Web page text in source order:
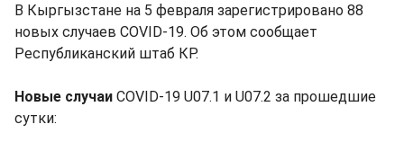
В Кыргызстане на 5 февраля зарегистрировано 88
новых случаев COVID-19. Об этом сообщает
Республиканский штаб КР.
Новые случаи COVID-19 U07.1 и U07.2 за прошедшие
сутки: